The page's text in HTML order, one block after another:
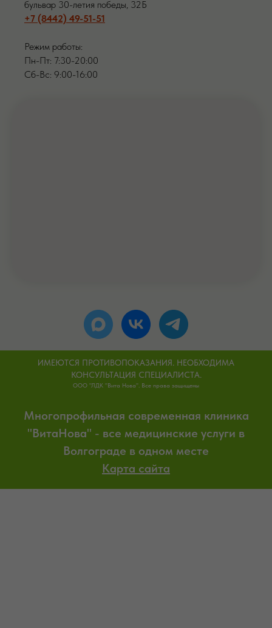
бульвар 30-летия победы, 32Б
+7 (8442) 49-51-51
Режим работы:
Пн-Пт: 7:30-20:00
Сб-Вс: 9:00-16:00
ИМЕЮТСЯ ПРОТИВОПОКАЗАНИЯ. НЕОБХОДИМА
КОНСУЛЬТАЦИЯ СПЕЦИАЛИСТА.
ООО "ЛДК "Вита Нова". Все права защищены
Многопрофильная современная клиника
"ВитаНова" - все медицинские услуги в
Волгограде в одном месте
Карта сайта